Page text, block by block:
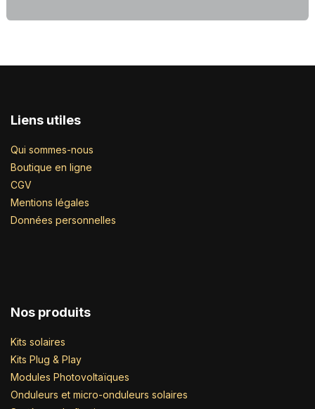
Liens utiles
Qui sommes-nous
Boutique en ligne
CGV
Mentions légales
Données personnelles
Nos produits
Kits solaires
Kits Plug & Play
Modules Photovoltaïques
Onduleurs et micro-onduleurs solaires